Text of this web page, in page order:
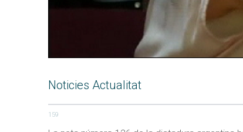
Noticies Actualitat
159